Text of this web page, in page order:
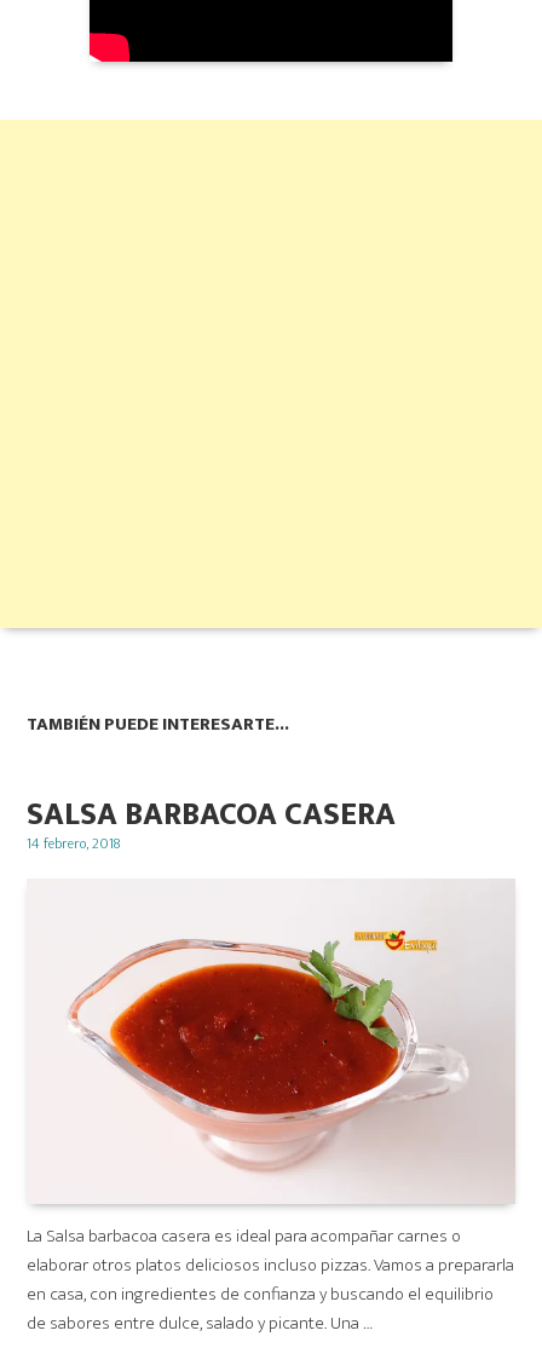
TAMBIÉN PUEDE INTERESARTE...
SALSA BARBACOA CASERA
Posted
14 febrero, 2018
La Salsa barbacoa casera es ideal para acompañar carnes o
elaborar otros platos deliciosos incluso pizzas. Vamos a prepararla
en casa, con ingredientes de confianza y buscando el equilibrio
de sabores entre dulce, salado y picante. Una …